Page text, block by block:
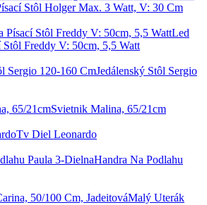
Stôl Holger Max. 3 Watt, V: 30 Cm
Led
Stôl Freddy V: 50cm, 5,5 Watt
Jedálenský Stôl Sergio
Svietnik Malina, 65/21cm
Tv Diel Leonardo
Handra Na Podlahu
Malý Uterák